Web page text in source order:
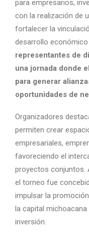
para empresarios,
con la realización de
fortalecer la
desarrollo económico
representantes de
una jornada donde
para generar
oportunidades de
Organizadores
permiten crear
empresariales,
favoreciendo el
proyectos conjuntos.
el torneo fue
impulsar la
la capital
inversión.